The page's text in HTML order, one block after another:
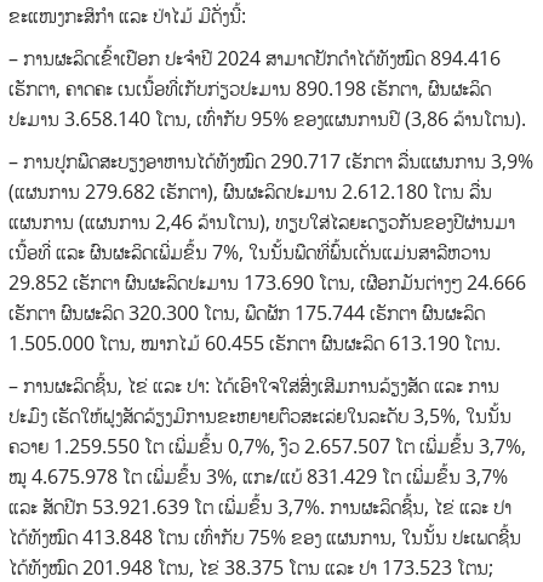
ຂະແໜງກະສິກໍາ ແລະ ປ່າໄມ້ ມີດັ່ງນີ້:
– ການຜະລິດເຂົ້າເປືອກ ປະຈໍາປີ 2024 ສາມາດປັກດໍາໄດ້ທັງໝົດ 894.416
ເຮັກຕາ, ຄາດຄະ ເນເນື້ອທີ່ເກັບກ່ຽວປະມານ 890.198 ເຮັກຕາ, ຜົນຜະລິດ
ປະມານ 3.658.140 ໂຕນ, ເທົ່າກັບ 95% ຂອງແຜນການປີ (3,86 ລ້ານໂຕນ).
– ການປູກພືດສະບຽງອາຫານໄດ້ທັງໝົດ 290.717 ເຮັກຕາ ລື່ນແຜນການ 3,9%
(ແຜນການ 279.682 ເຮັກຕາ), ຜົນຜະລິດປະມານ 2.612.180 ໂຕນ ລື່ນ
ແຜນການ (ແຜນການ 2,46 ລ້ານໂຕນ), ທຽບໃສ່ໄລຍະດຽວກັນຂອງປີຜ່ານມາ
ເນື້ອທີ່ ແລະ ຜົນຜະລິດເພີ່ມຂຶ້ນ 7%, ໃນນັ້ນພືດທີ່ພົ້ນເດັ່ນແມ່ນສາລີຫວານ
29.852 ເຮັກຕາ ຜົນຜະລິດປະມານ 173.690 ໂຕນ, ເຜືອກມັນຕ່າງໆ 24.666
ເຮັກຕາ ຜົນຜະລິດ 320.300 ໂຕນ, ພືດຜັກ 175.744 ເຮັກຕາ ຜົນຜະລິດ
1.505.000 ໂຕນ, ໝາກໄມ້ 60.455 ເຮັກຕາ ຜົນຜະລິດ 613.190 ໂຕນ.
– ການຜະລິດຊີ້ນ, ໄຂ່ ແລະ ປາ: ໄດ້ເອົາໃຈໃສ່ສົ່ງເສີມການລ້ຽງສັດ ແລະ ການ
ປະມົງ ເຮັດໃຫ້ຝູງສັດລ້ຽງມີການຂະຫຍາຍຕົວສະເລ່ຍໃນລະດັບ 3,5%, ໃນນັ້ນ
ຄວາຍ 1.259.550 ໂຕ ເພີ່ມຂຶ້ນ 0,7%, ງົວ 2.657.507 ໂຕ ເພີ່ມຂຶ້ນ 3,7%,
ໝູ 4.675.978 ໂຕ ເພີ່ມຂຶ້ນ 3%, ແກະ/ແບ້ 831.429 ໂຕ ເພີ່ມຂຶ້ນ 3,7%
ແລະ ສັດປີກ 53.921.639 ໂຕ ເພີ່ມຂຶ້ນ 3,7%. ການຜະລິດຊີ້ນ, ໄຂ່ ແລະ ປາ
ໄດ້ທັງໝົດ 413.848 ໂຕນ ເທົ່າກັບ 75% ຂອງ ແຜນການ, ໃນນັ້ນ ປະເພດຊີ້ນ
ໄດ້ທັງໝົດ 201.948 ໂຕນ, ໄຂ່ 38.375 ໂຕນ ແລະ ປາ 173.523 ໂຕນ;